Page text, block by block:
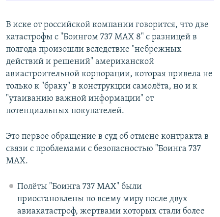
В иске от российской компании говорится, что две
катастрофы с "Боингом 737 MAX 8" с разницей в
полгода произошли вследствие "небрежных
действий и решений" американской
авиастроительной корпорации, которая привела не
только к "браку" в конструкции самолёта, но и к
"утаиванию важной информации" от
потенциальных покупателей.
Это первое обращение в суд об отмене контракта в
связи с проблемами с безопасностью "Боинга 737
MAX.
Полёты "Боинга 737 MAX" были
приостановлены по всему миру после двух
авиакатастроф, жертвами которых стали более